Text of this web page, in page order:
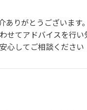
りがとうございま
せてアドバイスを行
心してご相談ください